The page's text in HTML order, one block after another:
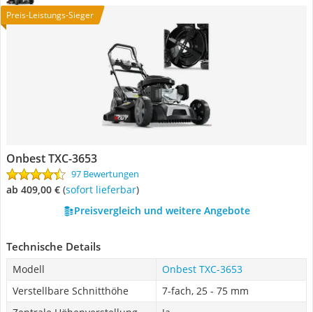
Preis-Leistungs-Sieger
Onbest TXC-3653
97 Bewertungen
ab 409,00 € ( Sofort lieferbar)
Preisvergleich und weitere Angebote
Technische Details
Modell
Onbest TXC-3653
Verstellbare Schnitthöhe
7-fach, 25 - 75 mm